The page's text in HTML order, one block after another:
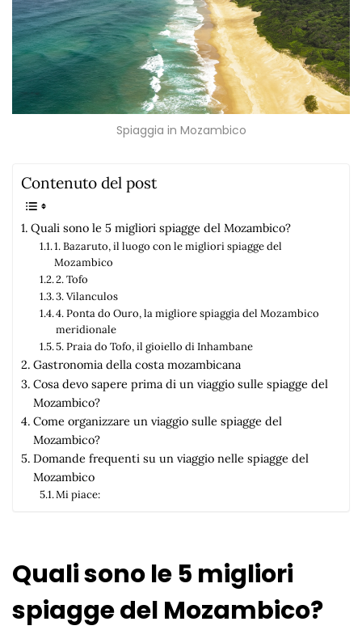
Spiaggia in Mozambico
Contenuto del post
Quali sono le 5 migliori spiagge del Mozambico?
1. Bazaruto, il luogo con le migliori spiagge del
Mozambico
2. Tofo
3. Vilanculos
4. Ponta do Ouro, la migliore spiaggia del Mozambico
meridionale
5. Praia do Tofo, il gioiello di Inhambane
Gastronomia della costa mozambicana
Cosa devo sapere prima di un viaggio sulle spiagge del
Mozambico?
Come organizzare un viaggio sulle spiagge del
Mozambico?
Domande frequenti su un viaggio nelle spiagge del
Mozambico
Mi piace:
Quali sono le 5 migliori
spiagge del Mozambico?